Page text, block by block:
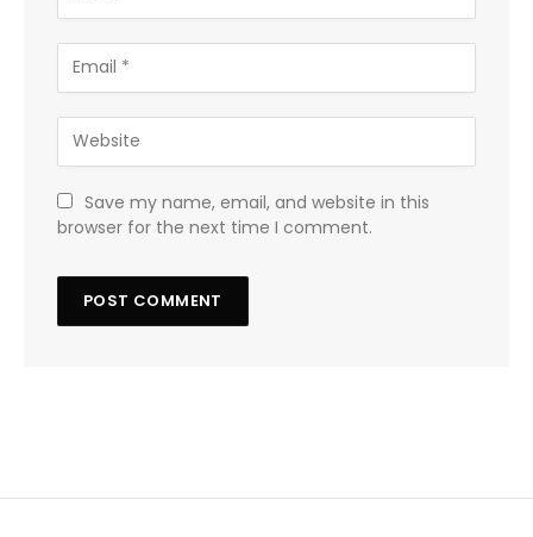
Save my name, email, and website in this
browser for the next time I comment.